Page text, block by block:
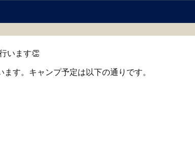
います👏
す。キャンプ予定は以下の通りです。